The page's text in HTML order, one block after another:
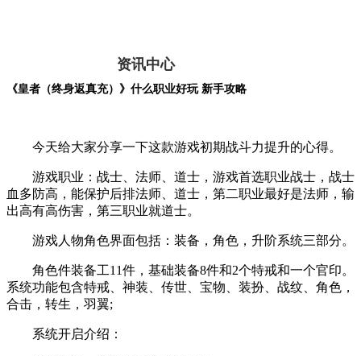
资讯中心
《皇者（终身返真充）》什么职业好玩 新手攻略
今天给大家分享一下这款游戏初期战斗力提升的心得。
游戏职业：战士、法师、道士，游戏首选职业战士，战士
血多防高，能保护后排法师、道士，第二职业最好是法师，输
出高有高伤害，第三职业就道士。
游戏人物角色界面包括：装备，角色，升阶系统三部分。
角色件装备工11件，基础装备8件和2个特戒和一个官印。
系统功能包含特戒、神装、传世、宝物、装扮、战纹、角色，
合击，转生，羽翼;
系统开启介绍：